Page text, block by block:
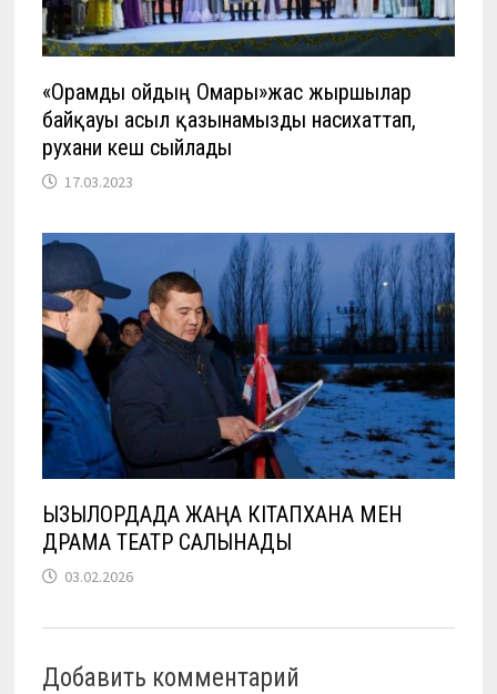
«Орамды ойдың Омары»жас жыршылар
байқауы асыл қазынамызды насихаттап,
рухани кеш сыйлады
17.03.2023
ҚЫЗЫЛОРДАДА ЖАҢА КІТАПХАНА МЕН
ДРАМА ТЕАТР САЛЫНАДЫ
03.02.2026
Добавить комментарий